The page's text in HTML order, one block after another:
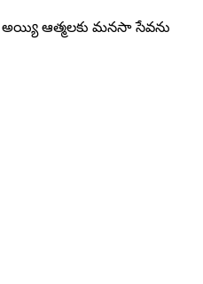
అయ్యి ఆత్మలకు మనసా సేవను